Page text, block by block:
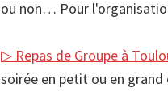
ou non… Pour
▷ Repas de Groupe à
soirée en petit ou en grand